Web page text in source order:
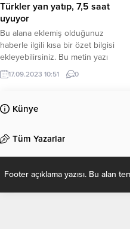
Türkler yan yatıp, 7,5 saat
uyuyor
Bu alana eklemiş olduğunuz
haberle ilgili kısa bir özet bilgisi
ekleyebilirsiniz. Bu metin yazı
düzenleme sayfasında “Özet”
bölümünden eklenebilir. Özet
olarak bu şekilde gösterilir,
eklenmemişse bu alan boş kalır.
17.09.2023 10:51 0
Künye
Tüm Yazarlar
Footer açıklama yazısı. Bu alan